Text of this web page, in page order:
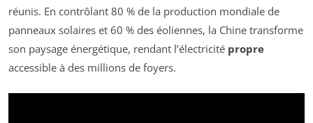
réunis. En contrôlant 80 % de la production mondiale de
panneaux solaires et 60 % des éoliennes, la Chine transforme
son paysage énergétique, rendant l’électricité propre
accessible à des millions de foyers.